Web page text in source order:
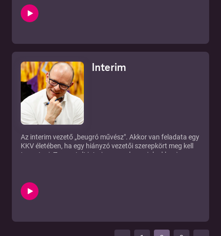
Interim
Az interim vezető „beugró művész". Akkor van feladata egy
KKV életében, ha egy hiányzó vezetői szerepkört meg kell
teremteni. Tapasztalt interim menedzsereink akkor is